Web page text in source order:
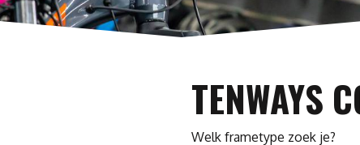
TENWAYS
Welk frametype zoek je?